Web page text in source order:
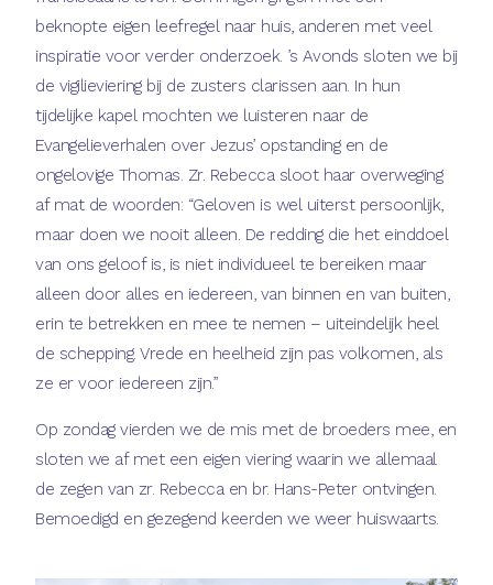
beknopte eigen leefregel naar huis, anderen met veel
inspiratie voor verder onderzoek. ’s Avonds sloten we bij
de vigilieviering bij de zusters clarissen aan. In hun
tijdelijke kapel mochten we luisteren naar de
Evangelieverhalen over Jezus’ opstanding en de
ongelovige Thomas. Zr. Rebecca sloot haar overweging
af mat de woorden: “Geloven is wel uiterst persoonlijk,
maar doen we nooit alleen. De redding die het einddoel
van ons geloof is, is niet individueel te bereiken maar
alleen door alles en iedereen, van binnen en van buiten,
erin te betrekken en mee te nemen – uiteindelijk heel
de schepping. Vrede en heelheid zijn pas volkomen, als
ze er voor iedereen zijn.”
Op zondag vierden we de mis met de broeders mee, en
sloten we af met een eigen viering waarin we allemaal
de zegen van zr. Rebecca en br. Hans-Peter ontvingen.
Bemoedigd en gezegend keerden we weer huiswaarts.